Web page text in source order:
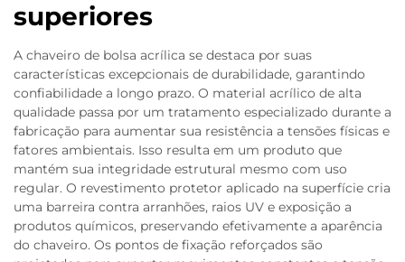
superiores
A chaveiro de bolsa acrílica se destaca por suas
características excepcionais de durabilidade, garantindo
confiabilidade a longo prazo. O material acrílico de alta
qualidade passa por um tratamento especializado durante a
fabricação para aumentar sua resistência a tensões físicas e
fatores ambientais. Isso resulta em um produto que
mantém sua integridade estrutural mesmo com uso
regular. O revestimento protetor aplicado na superfície cria
uma barreira contra arranhões, raios UV e exposição a
produtos químicos, preservando efetivamente a aparência
do chaveiro. Os pontos de fixação reforçados são